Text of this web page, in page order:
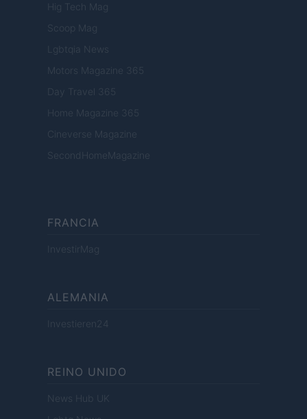
Hig Tech Mag
Scoop Mag
Lgbtqia News
Motors Magazine 365
Day Travel 365
Home Magazine 365
Cineverse Magazine
SecondHomeMagazine
FRANCIA
InvestirMag
ALEMANIA
Investieren24
REINO UNIDO
News Hub UK